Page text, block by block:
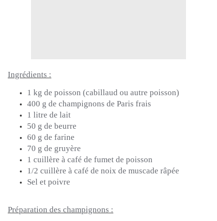
Ingrédients :
1 kg de poisson (cabillaud ou autre poisson)
400 g de champignons de Paris frais
1 litre de lait
50 g de beurre
60 g de farine
70 g de gruyère
1 cuillère à café de fumet de poisson
1/2 cuillère à café de noix de muscade râpée
Sel et poivre
Préparation des champignons :